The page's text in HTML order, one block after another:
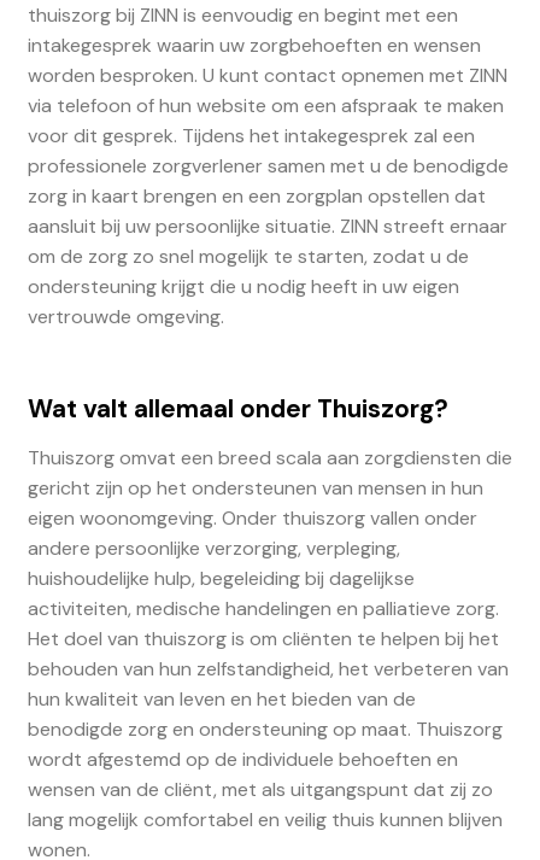
thuiszorg bij ZINN is eenvoudig en begint met een
intakegesprek waarin uw zorgbehoeften en wensen
worden besproken. U kunt contact opnemen met ZINN
via telefoon of hun website om een afspraak te maken
voor dit gesprek. Tijdens het intakegesprek zal een
professionele zorgverlener samen met u de benodigde
zorg in kaart brengen en een zorgplan opstellen dat
aansluit bij uw persoonlijke situatie. ZINN streeft ernaar
om de zorg zo snel mogelijk te starten, zodat u de
ondersteuning krijgt die u nodig heeft in uw eigen
vertrouwde omgeving.
Wat valt allemaal onder Thuiszorg?
Thuiszorg omvat een breed scala aan zorgdiensten die
gericht zijn op het ondersteunen van mensen in hun
eigen woonomgeving. Onder thuiszorg vallen onder
andere persoonlijke verzorging, verpleging,
huishoudelijke hulp, begeleiding bij dagelijkse
activiteiten, medische handelingen en palliatieve zorg.
Het doel van thuiszorg is om cliënten te helpen bij het
behouden van hun zelfstandigheid, het verbeteren van
hun kwaliteit van leven en het bieden van de
benodigde zorg en ondersteuning op maat. Thuiszorg
wordt afgestemd op de individuele behoeften en
wensen van de cliënt, met als uitgangspunt dat zij zo
lang mogelijk comfortabel en veilig thuis kunnen blijven
wonen.